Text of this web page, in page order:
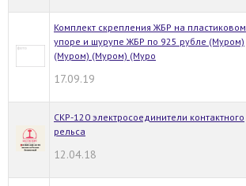
Комплект скрепления ЖБР на пластиковом
упоре и шурупе ЖБР по 925 рубле (Муром)
(Муром) (Муром) (Муро
17.09.19
СКР-120 электросоединители контактного
рельса
12.04.18